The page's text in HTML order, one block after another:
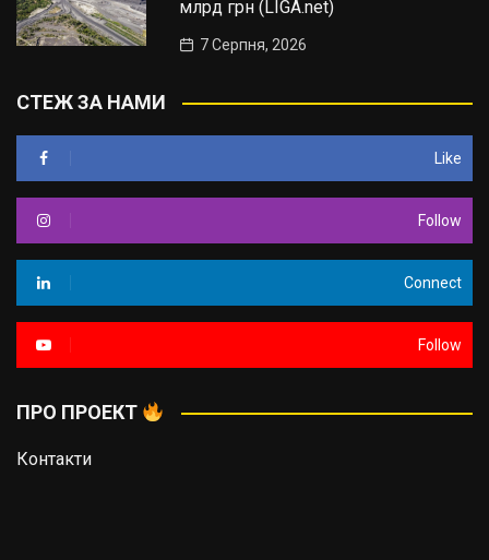
млрд грн (LIGA.net)
7 Серпня, 2026
СТЕЖ ЗА НАМИ
Like
Follow
Connect
Follow
ПРО ПРОЕКТ
Контакти